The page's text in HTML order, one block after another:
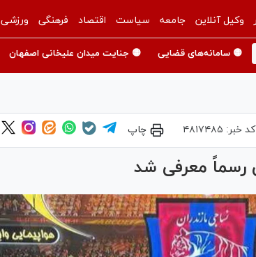
وکیل آنلاین جامعه سیاست اقتصاد فرهنگی ورزشی
🟡 سامانه‌های قضایی 🟡 جنایت میدان علیخانی اصفهان
کد خبر: ۴۸۱۷۴۸۵ چاپ
رسماً معرفی شد